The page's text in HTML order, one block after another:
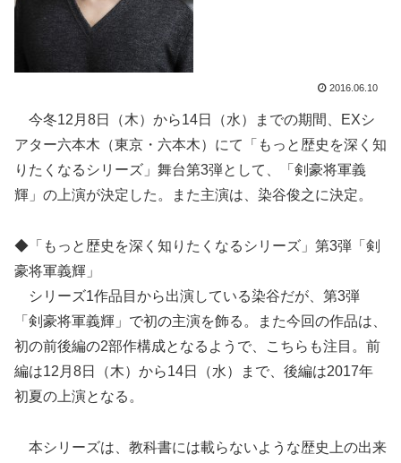
2016.06.10
今冬12月8日（木）から14日（水）までの期間、EXシ
アター六本木（東京・六本木）にて「もっと歴史を深く知
りたくなるシリーズ」舞台第3弾として、「剣豪将軍義
輝」の上演が決定した。また主演は、染谷俊之に決定。
◆「もっと歴史を深く知りたくなるシリーズ」第3弾「剣
豪将軍義輝」
シリーズ1作品目から出演している染谷だが、第3弾
「剣豪将軍義輝」で初の主演を飾る。また今回の作品は、
初の前後編の2部作構成となるようで、こちらも注目。前
編は12月8日（木）から14日（水）まで、後編は2017年
初夏の上演となる。
本シリーズは、教科書には載らないような歴史上の出来